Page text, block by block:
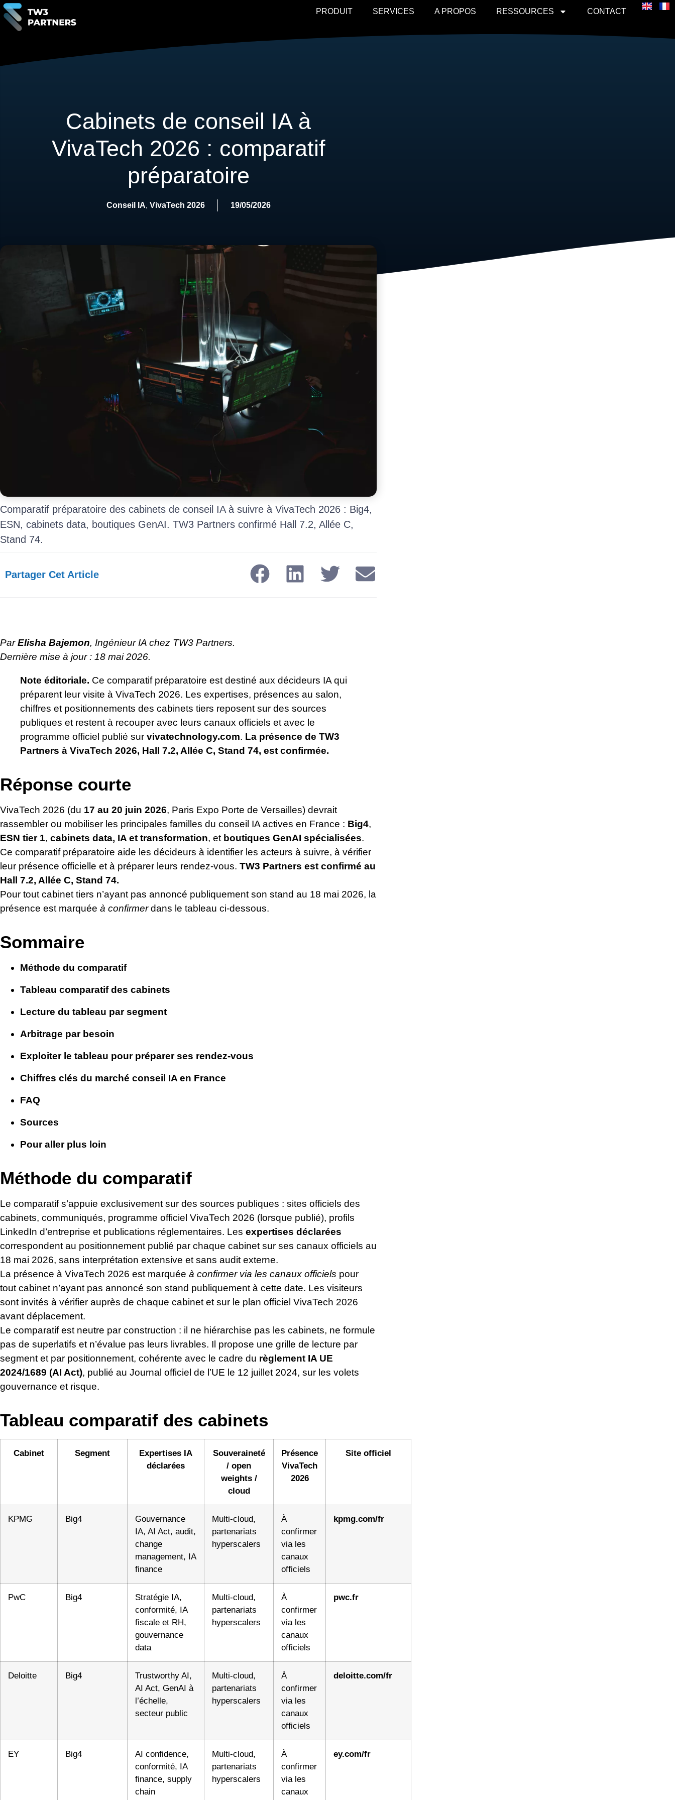
PRODUIT SERVICES A PROPOS RESSOURCES CONTACT
Cabinets de conseil IA à
VivaTech 2026 : comparatif
préparatoire
Conseil IA, VivaTech 2026 19/05/2026
Comparatif préparatoire des cabinets de conseil IA à suivre à VivaTech 2026 : Big4,
ESN, cabinets data, boutiques GenAI. TW3 Partners confirmé Hall 7.2, Allée C,
Stand 74.
Partager Cet Article​
ParElisha Bajemon, Ingénieur IA chez TW3 Partners.
Dernière mise à jour : 18 mai 2026.
Note éditoriale. Ce comparatif préparatoire est destiné aux décideurs IA qui
préparent leur visite à VivaTech 2026. Les expertises, présences au salon,
chiffres et positionnements des cabinets tiers reposent sur des sources
publiques et restent à recouper avec leurs canaux officiels et avec le
programme officiel publié sur vivatechnology.com. La présence de TW3
Partners à VivaTech 2026, Hall 7.2, Allée C, Stand 74, est confirmée.
Réponse courte
VivaTech 2026 (du 17 au 20 juin 2026, Paris Expo Porte de Versailles) devrait
rassembler ou mobiliser les principales familles du conseil IA actives en France : Big4,
ESN tier 1, cabinets data, IA et transformation, et boutiques GenAI spécialisées.
Ce comparatif préparatoire aide les décideurs à identifier les acteurs à suivre, à vérifier
leur présence officielle et à préparer leurs rendez-vous. TW3 Partners est confirmé au
Hall 7.2, Allée C, Stand 74.
Pour tout cabinet tiers n’ayant pas annoncé publiquement son stand au 18 mai 2026, la
présence est marquée à confirmerdans le tableau ci-dessous.
Sommaire
Méthode du comparatif
Tableau comparatif des cabinets
Lecture du tableau par segment
Arbitrage par besoin
Exploiter le tableau pour préparer ses rendez-vous
Chiffres clés du marché conseil IA en France
FAQ
Sources
Pour aller plus loin
Méthode du comparatif
Le comparatif s’appuie exclusivement sur des sources publiques : sites officiels des
cabinets, communiqués, programme officiel VivaTech 2026 (lorsque publié), profils
LinkedIn d’entreprise et publications réglementaires. Les expertises déclarées
correspondent au positionnement publié par chaque cabinet sur ses canaux officiels au
18 mai 2026, sans interprétation extensive et sans audit externe.
La présence à VivaTech 2026 est marquée à confirmer via les canaux officiels pour
tout cabinet n’ayant pas annoncé son stand publiquement à cette date. Les visiteurs
sont invités à vérifier auprès de chaque cabinet et sur le plan officiel VivaTech 2026
avant déplacement.
Le comparatif est neutre par construction : il ne hiérarchise pas les cabinets, ne formule
pas de superlatifs et n’évalue pas leurs livrables. Il propose une grille de lecture par
segment et par positionnement, cohérente avec le cadre du règlement IA UE
2024/1689 (AI Act), publié au Journal officiel de l’UE le 12 juillet 2024, sur les volets
gouvernance et risque.
Tableau comparatif des cabinets
Cabinet Segment
Expertises IA
déclarées
Souveraineté
/ open
weights /
cloud
Présence
VivaTech
2026
Site officiel
KPMG Big4
Gouvernance
IA, AI Act, audit,
change
management, IA
finance
Multi-cloud,
partenariats
hyperscalers
À
confirmer
via les
canaux
officiels
kpmg.com/fr
PwC Big4
Stratégie IA,
conformité, IA
fiscale et RH,
gouvernance
data
Multi-cloud,
partenariats
hyperscalers
À
confirmer
via les
canaux
officiels
pwc.fr
Deloitte Big4
Trustworthy AI,
AI Act, GenAI à
l’échelle,
secteur public
Multi-cloud,
partenariats
hyperscalers
À
confirmer
via les
canaux
officiels
deloitte.com/fr
EY Big4
AI confidence,
conformité, IA
finance, supply
chain
Multi-cloud,
partenariats
hyperscalers
À
confirmer
via les
canaux
ey.com/fr